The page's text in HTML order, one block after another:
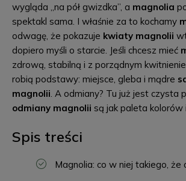
wygląda „na pół gwizdka”, a magnolia
spektakl sama. I właśnie za to kochamy
odwagę, że pokazuje kwiaty magnolii
dopiero myśli o starcie. Jeśli chcesz mieć
zdrową, stabilną i z porządnym
robią podstawy: miejsce, gleba i mądre
magnolii. A odmiany? Tu już jest czysta
odmiany magnolii są jak paleta kolorów
Spis treści
Magnolia: co w niej takiego, że